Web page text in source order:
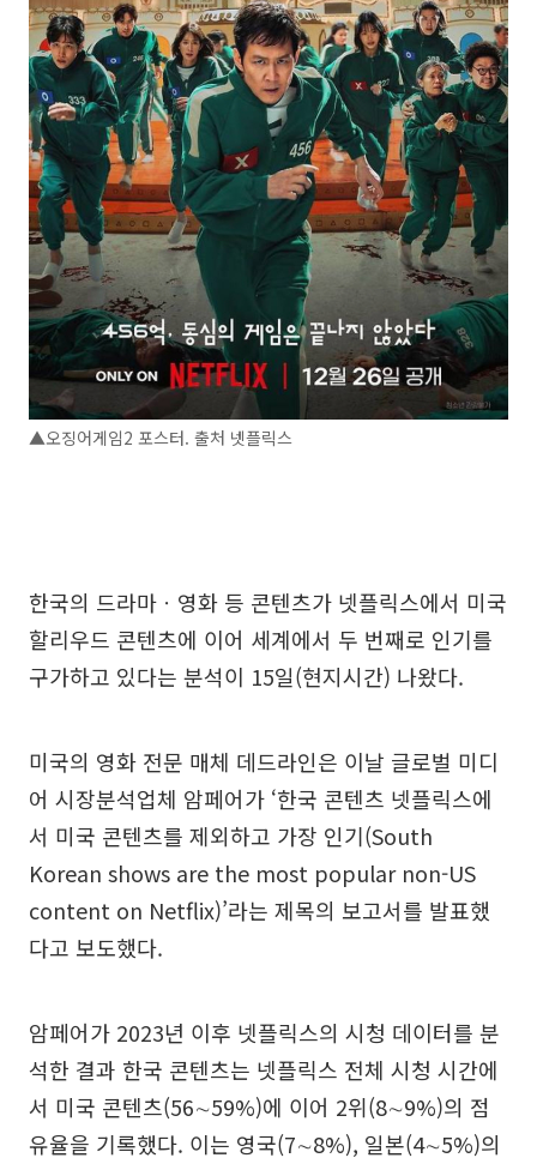
▲오징어게임2 포스터. 출처 넷플릭스
한국의 드라마ㆍ영화 등 콘텐츠가 넷플릭스에서 미국
할리우드 콘텐츠에 이어 세계에서 두 번째로 인기를
구가하고 있다는 분석이 15일(현지시간) 나왔다.
미국의 영화 전문 매체 데드라인은 이날 글로벌 미디
어 시장분석업체 암페어가 ‘한국 콘텐츠 넷플릭스에
서 미국 콘텐츠를 제외하고 가장 인기(South
Korean shows are the most popular non-US
content on Netflix)’라는 제목의 보고서를 발표했
다고 보도했다.
암페어가 2023년 이후 넷플릭스의 시청 데이터를 분
석한 결과 한국 콘텐츠는 넷플릭스 전체 시청 시간에
서 미국 콘텐츠(56∼59%)에 이어 2위(8∼9%)의 점
유율을 기록했다. 이는 영국(7∼8%), 일본(4∼5%)의